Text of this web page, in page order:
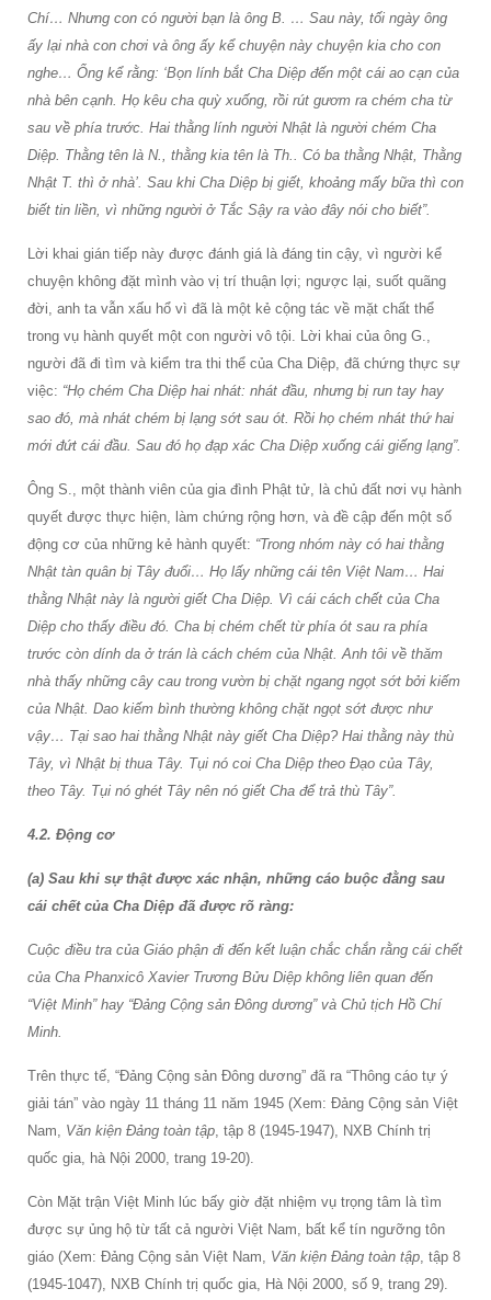
Chí… Nhưng con có người bạn là ông B. … Sau này, tối ngày ông
ấy lại nhà con chơi và ông ấy kể chuyện này chuyện kia cho con
nghe… Ổng kể rằng: ‘Bọn lính bắt Cha Diệp đến một cái ao cạn của
nhà bên cạnh. Họ kêu cha quỳ xuống, rồi rút gươm ra chém cha từ
sau về phía trước. Hai thằng lính người Nhật là người chém Cha
Diệp. Thằng tên là N., thằng kia tên là Th.. Có ba thằng Nhật, Thằng
Nhật T. thì ở nhà’. Sau khi Cha Diệp bị giết, khoảng mấy bữa thì con
biết tin liền, vì những người ở Tắc Sậy ra vào đây nói cho biết”.
Lời khai gián tiếp này được đánh giá là đáng tin cậy, vì người kể
chuyện không đặt mình vào vị trí thuận lợi; ngược lại, suốt quãng
đời, anh ta vẫn xấu hổ vì đã là một kẻ cộng tác về mặt chất thể
trong vụ hành quyết một con người vô tội. Lời khai của ông G.,
người đã đi tìm và kiểm tra thi thể của Cha Diệp, đã chứng thực sự
việc: “Họ chém Cha Diệp hai nhát: nhát đầu, nhưng bị run tay hay
sao đó, mà nhát chém bị lạng sớt sau ót. Rồi họ chém nhát thứ hai
mới đứt cái đầu. Sau đó họ đạp xác Cha Diệp xuống cái giếng lạng”.
Ông S., một thành viên của gia đình Phật tử, là chủ đất nơi vụ hành
quyết được thực hiện, làm chứng rộng hơn, và đề cập đến một số
động cơ của những kẻ hành quyết: “Trong nhóm này có hai thằng
Nhật tàn quân bị Tây đuổi… Họ lấy những cái tên Việt Nam… Hai
thằng Nhật này là người giết Cha Diệp. Vì cái cách chết của Cha
Diệp cho thấy điều đó. Cha bị chém chết từ phía ót sau ra phía
trước còn dính da ở trán là cách chém của Nhật. Anh tôi về thăm
nhà thấy những cây cau trong vườn bị chặt ngang ngọt sớt bởi kiếm
của Nhật. Dao kiếm bình thường không chặt ngọt sớt được như
vậy… Tại sao hai thằng Nhật này giết Cha Diệp? Hai thằng này thù
Tây, vì Nhật bị thua Tây. Tụi nó coi Cha Diệp theo Đạo của Tây,
theo Tây. Tụi nó ghét Tây nên nó giết Cha để trả thù Tây”.
4.2. Động cơ
(a) Sau khi sự thật được xác nhận, những cáo buộc đằng sau
cái chết của Cha Diệp đã được rõ ràng:
Cuộc điều tra của Giáo phận đi đến kết luận chắc chắn rằng cái chết
của Cha Phanxicô Xavier Trương Bửu Diệp không liên quan đến
“Việt Minh” hay “Đảng Cộng sản Đông dương” và Chủ tịch Hồ Chí
Minh.
Trên thực tế, “Đảng Cộng sản Đông dương” đã ra “Thông cáo tự ý
giải tán” vào ngày 11 tháng 11 năm 1945 (Xem: Đảng Cộng sản Việt
Nam, Văn kiện Đảng toàn tập, tập 8 (1945-1947), NXB Chính trị
quốc gia, hà Nội 2000, trang 19-20).
Còn Mặt trận Việt Minh lúc bấy giờ đặt nhiệm vụ trọng tâm là tìm
được sự ủng hộ từ tất cả người Việt Nam, bất kể tín ngưỡng tôn
giáo (Xem: Đảng Cộng sản Việt Nam, Văn kiện Đảng toàn tập, tập 8
(1945-1047), NXB Chính trị quốc gia, Hà Nội 2000, số 9, trang 29).